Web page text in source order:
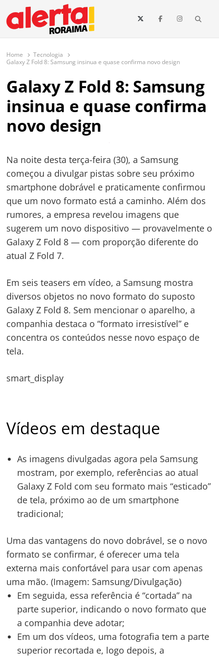
conteúdo
O maior portal de notícias de Roraima
O Alerta Roraima é seu portal de notícias completo sobre política,
e todo o estado de Roraima. Fique sempre informado com
atualizações em tempo real!
Home
Tecnologia
Galaxy Z Fold 8: Samsung insinua e quase confirma novo design
Galaxy Z Fold 8: Samsung
insinua e quase confirma
novo design
Na noite desta terça-feira (30), a Samsung
começou a divulgar pistas sobre seu próximo
smartphone dobrável e praticamente confirmou
que um novo formato está a caminho. Além dos
rumores, a empresa revelou imagens que
sugerem um novo dispositivo — provavelmente o
Galaxy Z Fold 8 — com proporção diferente do
atual Z Fold 7.
Em seis teasers em vídeo, a Samsung mostra
diversos objetos no novo formato do suposto
Galaxy Z Fold 8. Sem mencionar o aparelho, a
companhia destaca o “formato irresistível” e
concentra os conteúdos nesse novo espaço de
tela.
smart_display
Vídeos em destaque
As imagens divulgadas agora pela Samsung
mostram, por exemplo, referências ao atual
Galaxy Z Fold com seu formato mais “esticado”
de tela, próximo ao de um smartphone
tradicional;
Uma das vantagens do novo dobrável, se o novo
formato se confirmar, é oferecer uma tela
externa mais confortável para usar com apenas
uma mão. (Imagem: Samsung/Divulgação)
Em seguida, essa referência é “cortada” na
parte superior, indicando o novo formato que
a companhia deve adotar;
Em um dos vídeos, uma fotografia tem a parte
superior recortada e, logo depois, a